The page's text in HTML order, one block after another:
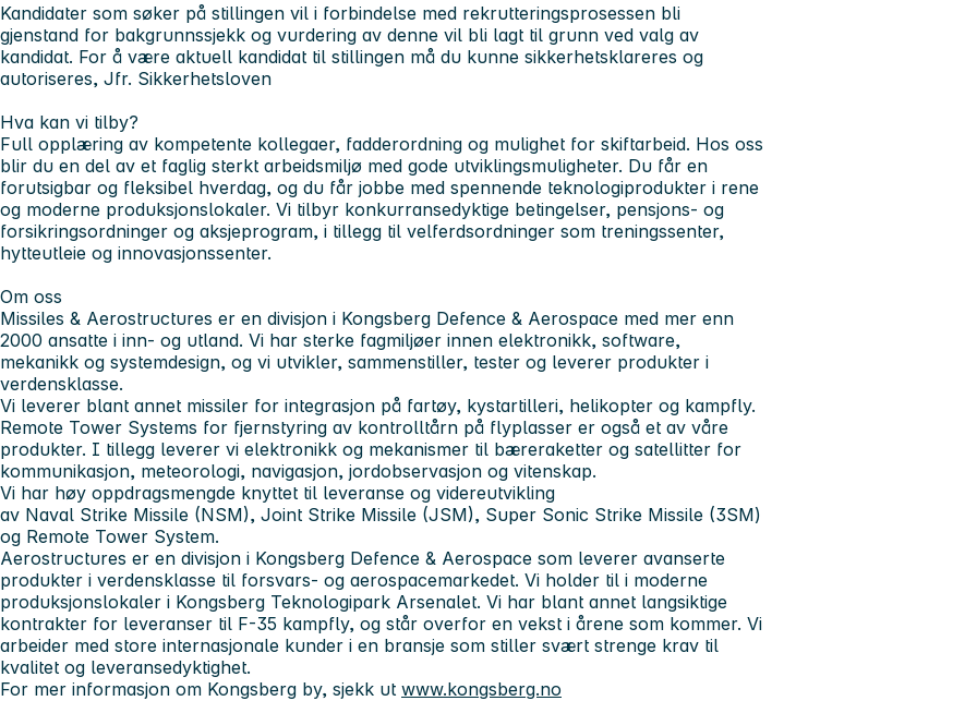
Kandidater som søker på stillingen vil i forbindelse med rekrutteringsprosessen bli
gjenstand for bakgrunnssjekk og vurdering av denne vil bli lagt til grunn ved valg av
kandidat. For å være aktuell kandidat til stillingen må du kunne sikkerhetsklareres og
autoriseres, Jfr. Sikkerhetsloven
Hva kan vi tilby?
Full opplæring av kompetente kollegaer, fadderordning og mulighet for skiftarbeid. Hos oss
blir du en del av et faglig sterkt arbeidsmiljø med gode utviklingsmuligheter. Du får en
forutsigbar og fleksibel hverdag, og du får jobbe med spennende teknologiprodukter i rene
og moderne produksjonslokaler. Vi tilbyr konkurransedyktige betingelser, pensjons- og
forsikringsordninger og aksjeprogram, i tillegg til velferdsordninger som treningssenter,
hytteutleie og innovasjonssenter.
Om oss
Missiles & Aerostructures er en divisjon i Kongsberg Defence & Aerospace med mer enn
2000 ansatte i inn- og utland. Vi har sterke fagmiljøer innen elektronikk, software,
mekanikk og systemdesign, og vi utvikler, sammenstiller, tester og leverer produkter i
verdensklasse.
Vi leverer blant annet missiler for integrasjon på fartøy, kystartilleri, helikopter og kampfly.
Remote Tower Systems for fjernstyring av kontrolltårn på flyplasser er også et av våre
produkter. I tillegg leverer vi elektronikk og mekanismer til bæreraketter og satellitter for
kommunikasjon, meteorologi, navigasjon, jordobservasjon og vitenskap.
Vi har høy oppdragsmengde knyttet til leveranse og videreutvikling
av Naval Strike Missile (NSM), Joint Strike Missile (JSM), Super Sonic Strike Missile (3SM)
og Remote Tower System.
Aerostructures er en divisjon i Kongsberg Defence & Aerospace som leverer avanserte
produkter i verdensklasse til forsvars- og aerospacemarkedet. Vi holder til i moderne
produksjonslokaler i Kongsberg Teknologipark Arsenalet. Vi har blant annet langsiktige
kontrakter for leveranser til F-35 kampfly, og står overfor en vekst i årene som kommer. Vi
arbeider med store internasjonale kunder i en bransje som stiller svært strenge krav til
kvalitet og leveransedyktighet.
For mer informasjon om Kongsberg by, sjekk ut www.kongsberg.no